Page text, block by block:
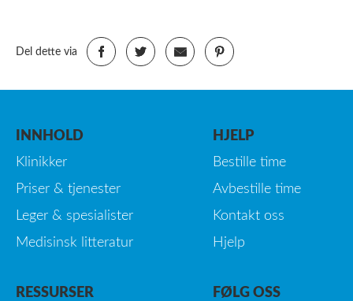
Del dette via
INNHOLD
Klinikker
Priser & tjenester
Leger & spesialister
Medisinsk litteratur
HJELP
Bestille time
Avbestille time
Kontakt oss
Hjelp
RESSURSER
FØLG OSS